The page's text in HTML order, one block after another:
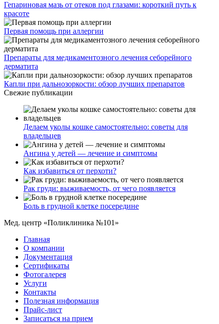
Гепариновая мазь от отеков под глазами: короткий путь к
красоте
Первая помощь при аллергии
Препараты для медикаментозного лечения себорейного
дерматита
Капли при дальнозоркости: обзор лучших препаратов
Свежие публикации
Делаем уколы кошке самостоятельно: советы для
владельцев
Ангина у детей — лечение и симптомы
Как избавиться от перхоти?
Рак груди: выживаемость, от чего появляется
Боль в грудной клетке посередине
Мед. центр «Поликлиника №101»
Главная
О компании
Документация
Сертификаты
Фотогалерея
Услуги
Контакты
Полезная информация
Прайс-лист
Записаться на прием